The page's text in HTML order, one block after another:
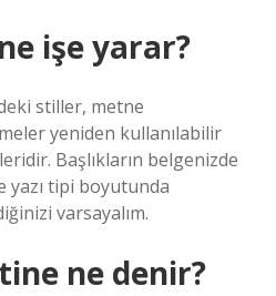
işe yarar?
stiller, metne
yeniden kullanılabilir
Başlıkların belgenizde
yazı tipi boyutunda
varsayalım.
ne denir?